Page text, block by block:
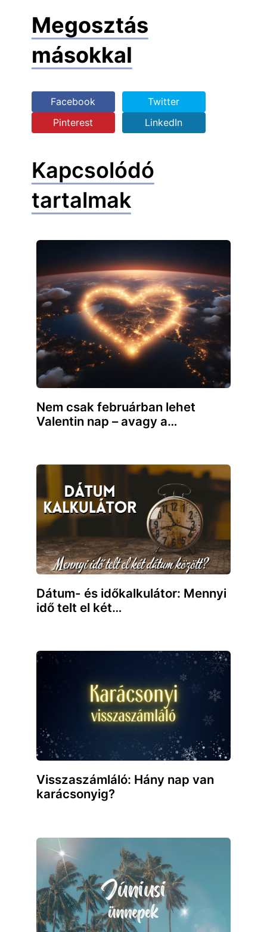
Megosztás
másokkal
Facebook
Twitter
Pinterest
LinkedIn
Kapcsolódó
tartalmak
Nem csak februárban lehet
Valentin nap – avagy a…
Dátum- és időkalkulátor: Mennyi
idő telt el két…
Visszaszámláló: Hány nap van
karácsonyig?